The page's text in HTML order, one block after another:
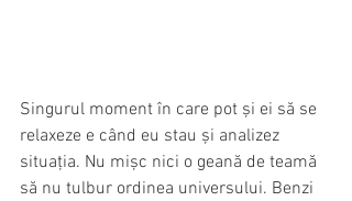
Singurul moment în care pot și ei să se
relaxeze e când eu stau și analizez
situația. Nu mișc nici o geană de teamă
să nu tulbur ordinea universului. Benzi